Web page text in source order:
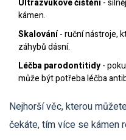
Ultrazvukové čištění -
kámen.
Skalování- ruční nástroje,
záhybů dásní.
Léčba parodontitidy-
může být potřeba léčba
Nejhorší věc, kterou
čekáte, tím více se kámen